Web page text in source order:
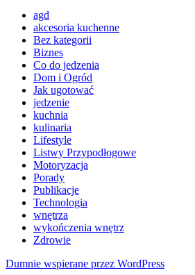
agd
akcesoria kuchenne
Bez kategorii
Biznes
Co do jedzenia
Dom i Ogród
Jak ugotować
jedzenie
kuchnia
kulinaria
Lifestyle
Listwy Przypodłogowe
Motoryzacja
Porady
Publikacje
Technologia
wnętrza
wykończenia wnętrz
Zdrowie
Dumnie wspierane przez WordPress